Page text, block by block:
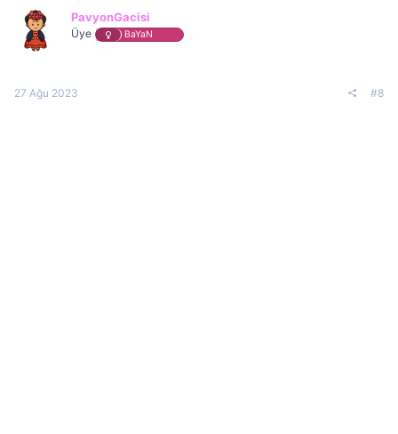
i
o
n
PavyonGacisi
Üye BaYaN
27 Ağu 2023 #8